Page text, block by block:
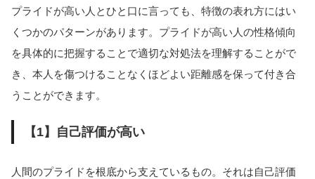
プライドが高い人とひと口に言っても、特徴の表れ方にはい
くつかのパターンがあります。プライドが高い人の性格傾向
を具体的に把握することで適切な対処法を理解することがで
き、本人を傷つけることなくほどよい距離感を保って付き合
うことができます。
【1】自己評価が高い
人間のプライドを根底から支えているもの。それは自己評価